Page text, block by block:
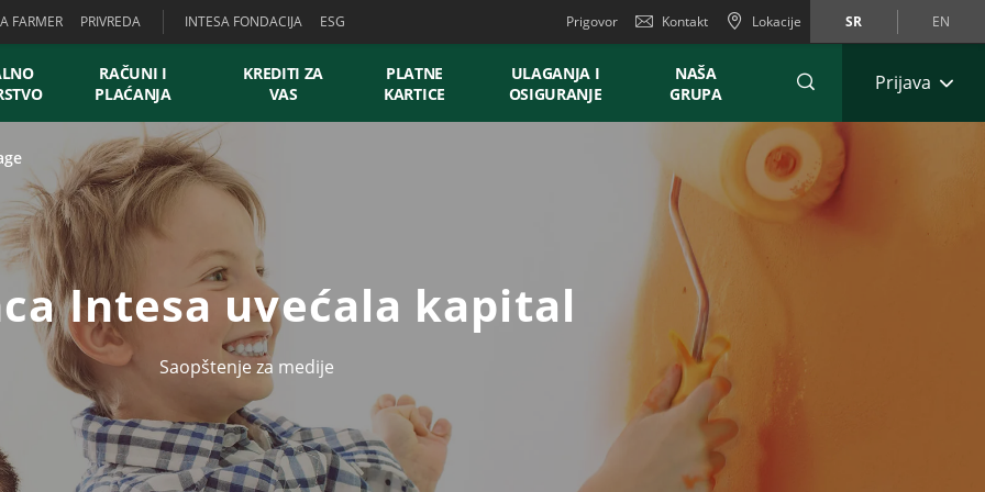
FARMER PRIVREDA INTESA FONDACIJA ESG Prigovor Kontakt Lokacije SR EN
RAČUNI I
PLAĆANJA
KREDITI ZA
VAS
PLATNE
KARTICE
ULAGANJA I
OSIGURANJE
NAŠA
GRUPA
Prijava
Intesa uvećala kapital
Saopštenje za medije